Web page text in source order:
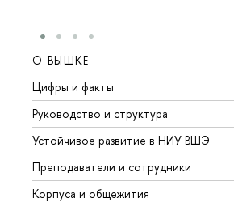
О ВЫШКЕ
Цифры и факты
Руководство и структура
Устойчивое развитие в НИУ ВШЭ
Преподаватели и сотрудники
Корпуса и общежития